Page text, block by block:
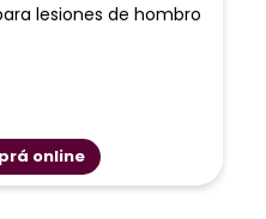
lesiones de hombro
online